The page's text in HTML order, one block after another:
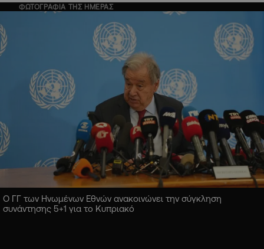
ΦΩΤΟΓΡΑΦΙΑ ΤΗΣ ΗΜΕΡΑΣ
Ο ΓΓ των Ηνωμένων Εθνών ανακοινώνει την σύγκληση
συνάντησης 5+1 για το Κυπριακό